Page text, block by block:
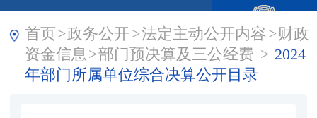
首页>政务公开 >法定主动公开内容 >财政
资金信息 >部门预决算及三公经费 > 2024
年部门所属单位综合决算公开目录